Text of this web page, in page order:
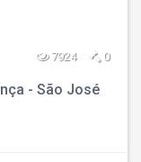
7924 0
- São José